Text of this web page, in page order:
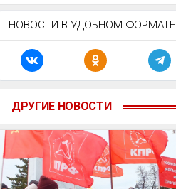
НОВОСТИ В УДОБНОМ ФОРМАТЕ
ДРУГИЕ НОВОСТИ